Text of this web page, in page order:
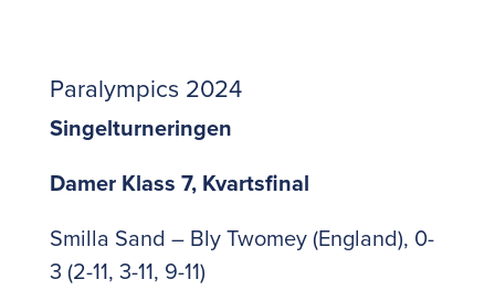
Paralympics 2024
Singelturneringen
Damer Klass 7, Kvartsfinal
Smilla Sand – Bly Twomey (England), 0-
3 (2-11, 3-11, 9-11)